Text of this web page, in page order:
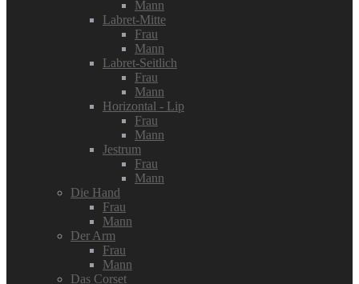
Mann
Labret-Mitte
Frau
Mann
Labret-Seitlich
Frau
Mann
Horizontal - Lip
Frau
Mann
Jestrum
Frau
Mann
Die Hand
Frau
Mann
Der Arm
Frau
Mann
Das Corset